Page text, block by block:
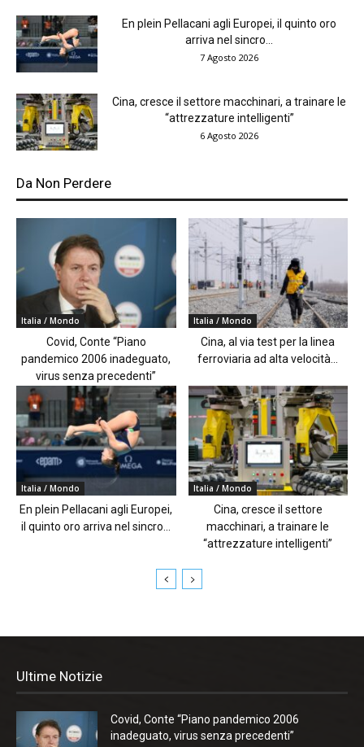
En plein Pellacani agli Europei, il quinto oro
arriva nel sincro...
7 Agosto 2026
Cina, cresce il settore macchinari, a trainare le
“attrezzature intelligenti”
6 Agosto 2026
Da Non Perdere
Italia / Mondo
Covid, Conte “Piano
pandemico 2006 inadeguato,
virus senza precedenti”
Italia / Mondo
Cina, al via test per la linea
ferroviaria ad alta velocità...
Italia / Mondo
En plein Pellacani agli Europei,
il quinto oro arriva nel sincro...
Italia / Mondo
Cina, cresce il settore
macchinari, a trainare le
“attrezzature intelligenti”
Ultime Notizie
Covid, Conte “Piano pandemico 2006
inadeguato, virus senza precedenti”